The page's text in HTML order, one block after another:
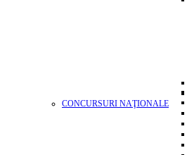
CONCURSURI NAŢIONALE